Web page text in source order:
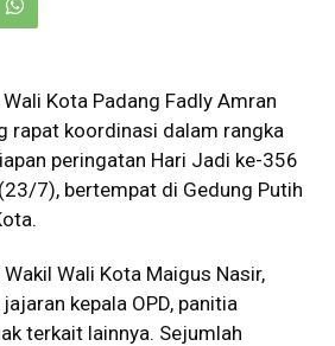
Kota Padang Fadly Amran
rapat koordinasi dalam rangka
peringatan Hari Jadi ke-356
7), bertempat di Gedung Putih
Wali Kota Maigus Nasir,
kepala OPD, panitia
terkait lainnya. Sejumlah